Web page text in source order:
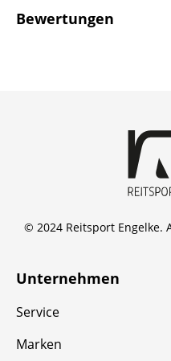
Bewertungen
© 2024 Reitsport Engelke.
Unternehmen
Service
Marken